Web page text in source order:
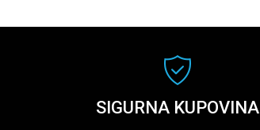
SIGURNA KUPOVINA